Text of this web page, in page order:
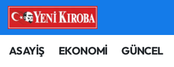
ASAYİŞ EKONOMİ GÜNCEL
ASAYİŞ
Aydın Nöbetçi Eczaneler